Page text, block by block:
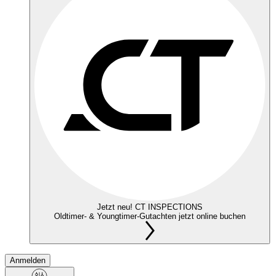
Jetzt neu! CT INSPECTIONS
Oldtimer- & Youngtimer-Gutachten jetzt online buchen
Anmelden